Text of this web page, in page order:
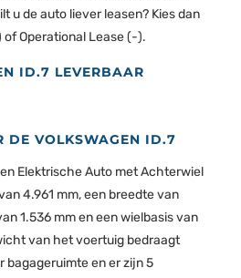
u de auto liever leasen? Kies dan
Operational Lease (-).
ID.7 LEVERBAAR
DE VOLKSWAGEN ID.7
Elektrische Auto met Achterwiel
4.961 mm, een breedte van
1.536 mm en een wielbasis van
van het voertuig bedraagt
bagageruimte en er zijn 5